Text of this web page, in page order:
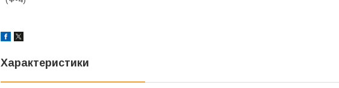
Характеристики